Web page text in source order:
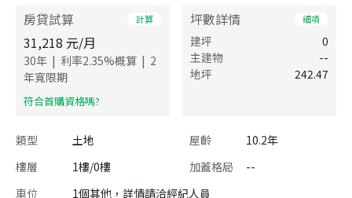
房貸試算 計算
31,218 元/月
30年 | 利率2.35%概算 | 2
年寬限期
​符合首購資格嗎?
坪數詳情 細項
建坪
0
主建物
--
地坪
242.47
類型 土地 屋齡
10.2年
樓層
1樓/0樓 加蓋格局
--
車位
1個其他，詳情請洽經紀人員